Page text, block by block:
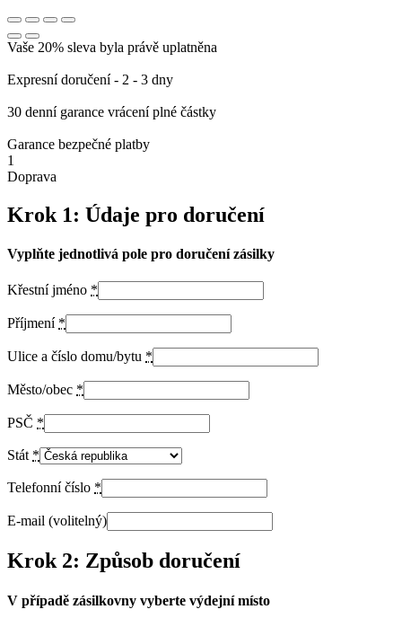
Vaše 20% sleva byla právě uplatněna
Expresní doručení - 2 - 3 dny
30 denní garance vrácení plné částky
Garance bezpečné platby
1
Doprava
Krok 1: Údaje pro doručení
Vyplňte jednotlivá pole pro doručení zásilky
Křestní jméno *
Příjmení *
Ulice a číslo domu/bytu *
Město/obec *
PSČ *
Stát *
Telefonní číslo *
E-mail (volitelný)
Krok 2: Způsob doručení
V případě zásilkovny vyberte výdejní místo